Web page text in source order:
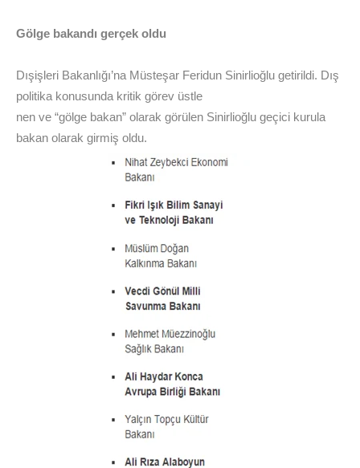
Gölge bakandı gerçek oldu
Dışişleri Bakanlığı’na Müsteşar Feridun Sinirlioğlu getirildi. Dış
politika konusunda kritik görev üstle
nen ve “gölge bakan” olarak görülen Sinirlioğlu geçici kurula
bakan olarak girmiş oldu.